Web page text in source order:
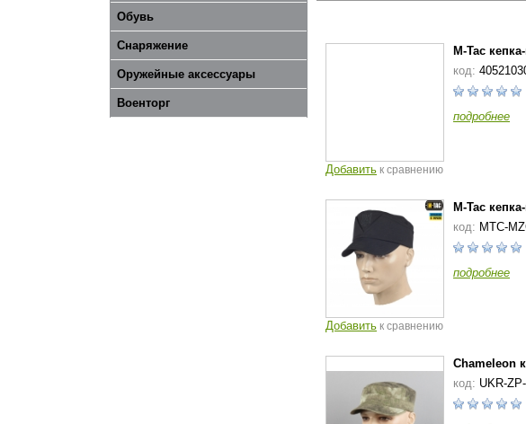
Обувь
Снаряжение
Оружейные аксессуары
Военторг
Добавить к сравнению
M-Tac
код:
подробнее
Добавить к сравнению
M-Tac
код: MTC-
подробнее
Chameleon
код: UKR-